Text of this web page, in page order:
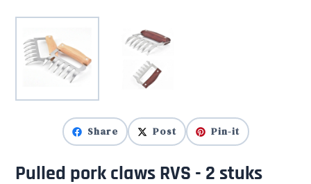
Share Post Pin-it
Pulled pork claws RVS - 2 stuks